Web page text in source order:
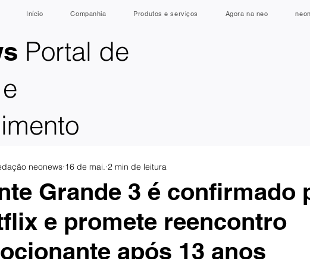
Portal de
Início Companhia Produtos e serviços Agora na neo
Grande 3 é confirmado
e promete reencontro
após 13 anos
neonews 16 de mai. 2 min de leitura